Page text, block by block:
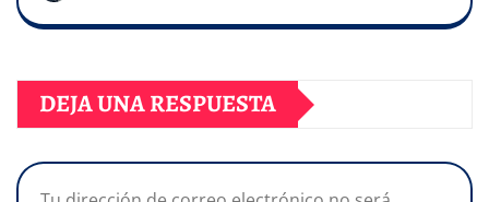
DEJA UNA RESPUESTA